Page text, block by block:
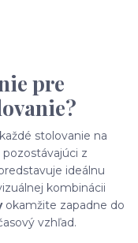
pre
stolovanie na
z
ideálnu
kombinácii
okamžite zapadne do
vzhľad.